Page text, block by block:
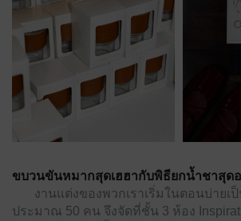
ขบวนขันหมากสุดเฮฮากับพิธียกน้ำชาสุด
งานแต่งของพวกเราเริ่มในตอนบ่ายเ
ประมาณ 50 คน จึงจัดที่ชั้น 3 ห้อง